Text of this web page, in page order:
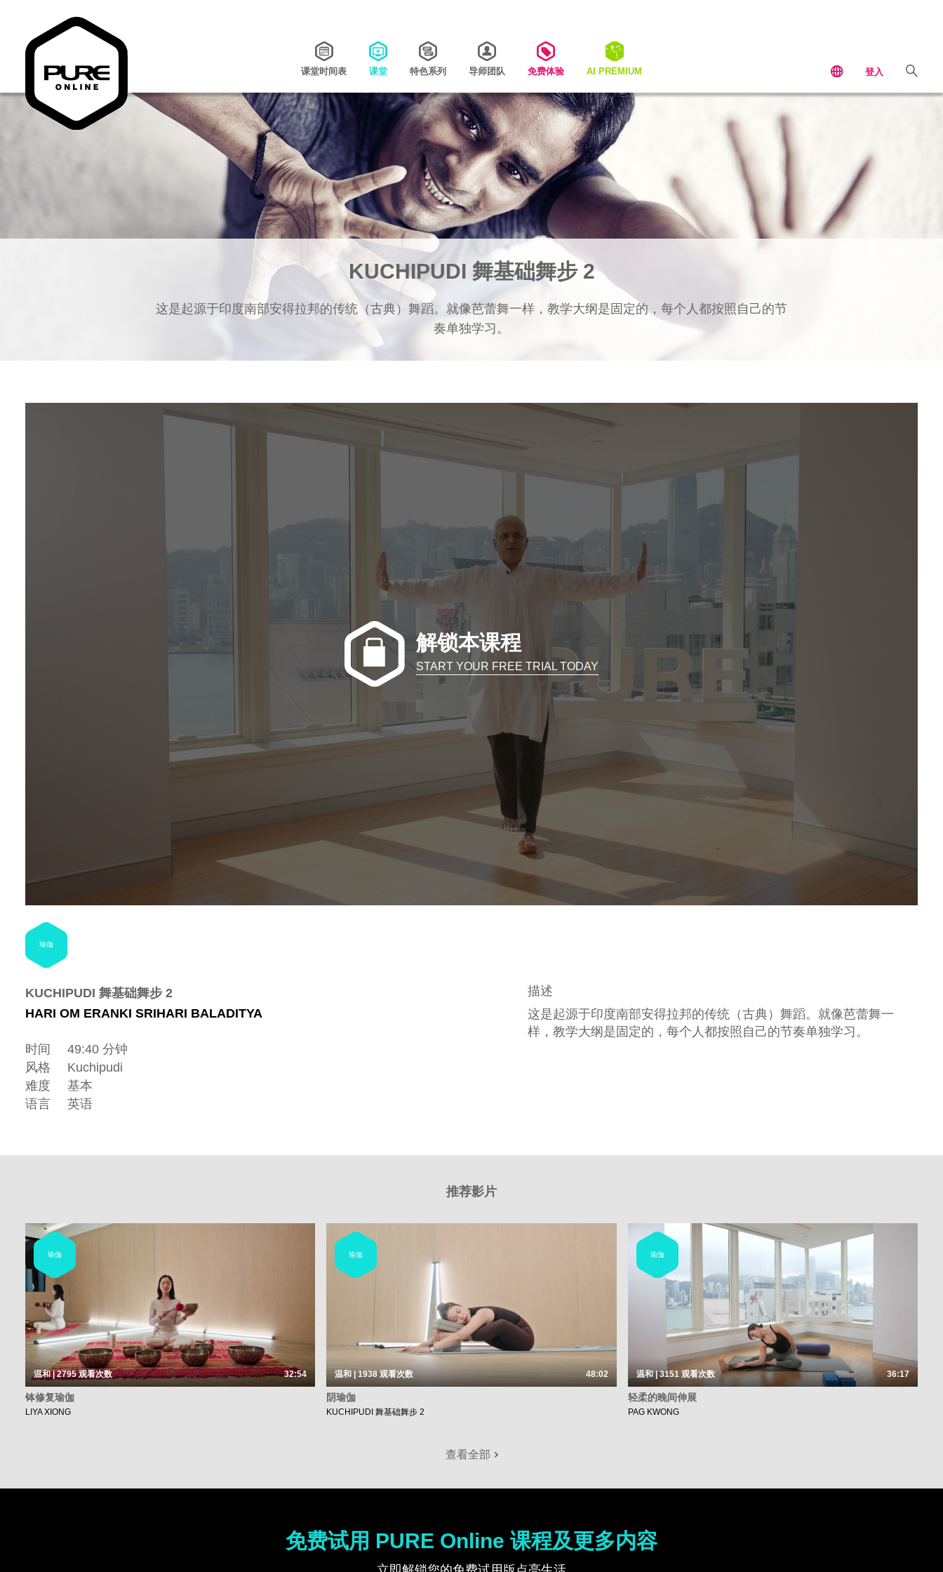
课堂时间表 课堂 特色系列 导师团队 免费体验 AI PREMIUM 登入
KUCHIPUDI 舞基础舞步 2
这是起源于印度南部安得拉邦的传统（古典）舞蹈。就像芭蕾舞一样，教学大纲是固定的，每个人都按照自己的节
奏单独学习。
解锁本课程
START YOUR FREE TRIAL TODAY
瑜伽
KUCHIPUDI 舞基础舞步 2
HARI OM ERANKI SRIHARI BALADITYA
时间
49:40 分钟
风格
Kuchipudi
难度
基本
语言
英语
描述
这是起源于印度南部安得拉邦的传统（古典）舞蹈。就像芭蕾舞一
样，教学大纲是固定的，每个人都按照自己的节奏单独学习。
推荐影片
瑜伽
温和 | 2795观看次数 32:54
钵修复瑜伽
LIYA XIONG
瑜伽
温和 | 1938观看次数 48:02
阴瑜伽
KUCHIPUDI 舞基础舞步 2
瑜伽
温和 | 3151 观看次数 36:17
轻柔的晚间伸展
PAG KWONG
查看全部
免费试用 PURE Online 课程及更多内容